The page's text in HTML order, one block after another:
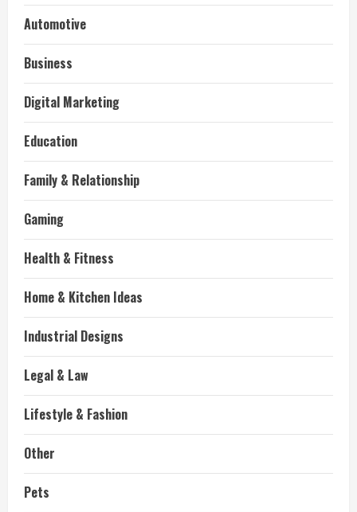
Automotive
Business
Digital Marketing
Education
Family & Relationship
Gaming
Health & Fitness
Home & Kitchen Ideas
Industrial Designs
Legal & Law
Lifestyle & Fashion
Other
Pets